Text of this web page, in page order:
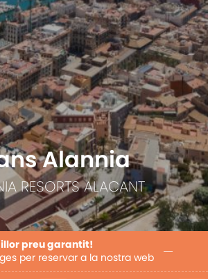
Alannia
RESORTS ALACANT
preu garantit!
per reservar a la nostra web